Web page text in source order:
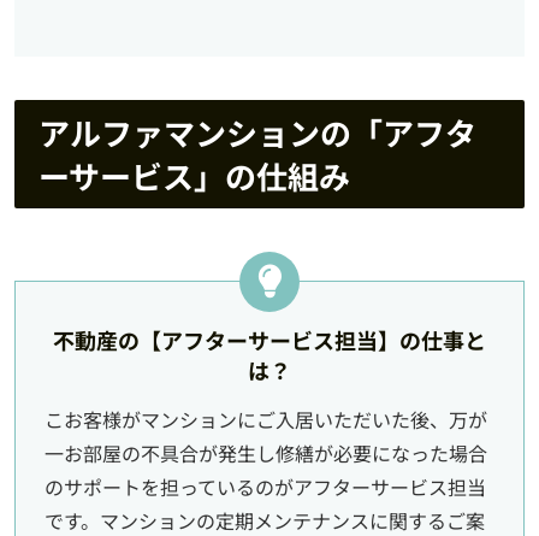
アルファマンションの「アフタ
ーサービス」の仕組み
不動産の【アフターサービス担当】の仕事と
は？
こお客様がマンションにご入居いただいた後、万が
一お部屋の不具合が発生し修繕が必要になった場合
のサポートを担っているのがアフターサービス担当
です。マンションの定期メンテナンスに関するご案